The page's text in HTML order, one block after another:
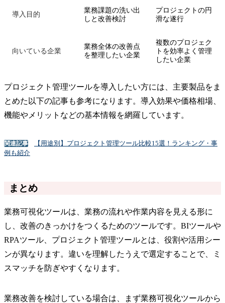
導入目的
業務課題の洗い出
しと改善検討
プロジェクトの円
滑な遂行
向いている企業
業務全体の改善点
を整理したい企業
複数のプロジェク
トを効率よく管理
したい企業
プロジェクト管理ツールを導入したい方には、主要製品をま
とめた以下の記事も参考になります。導入効果や価格相場、
機能やメリットなどの基本情報を網羅しています。
関連記事
【用途別】プロジェクト管理ツール比較15選！ランキング・事
例も紹介
まとめ
業務可視化ツールは、業務の流れや作業内容を見える形に
し、改善のきっかけをつくるためのツールです。BIツールや
RPAツール、プロジェクト管理ツールとは、役割や活用シー
ンが異なります。違いを理解したうえで選定することで、ミ
スマッチを防ぎやすくなります。
業務改善を検討している場合は、まず業務可視化ツールから